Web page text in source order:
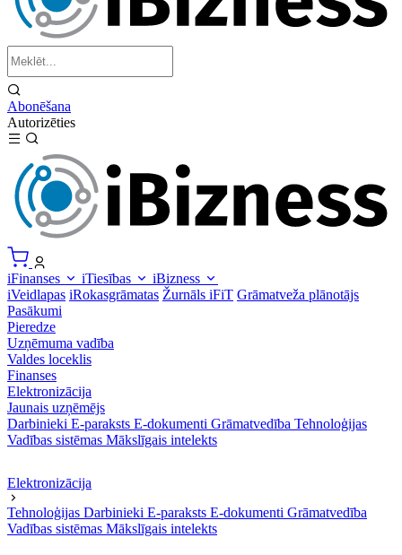
Abonēšana
Autorizēties
iFinanses iTiesības
iBizness
iVeidlapas iRokasgrāmatas Žurnāls iFiT Grāmatveža plānotājs
Pasākumi
Pieredze
Uzņēmuma vadība
Valdes loceklis
Finanses
Elektronizācija
Jaunais uzņēmējs
Darbinieki E-paraksts E-dokumenti Grāmatvedība Tehnoloģijas
Vadības sistēmas Mākslīgais intelekts
Elektronizācija
Tehnoloģijas Darbinieki E-paraksts E-dokumenti Grāmatvedība
Vadības sistēmas Mākslīgais intelekts